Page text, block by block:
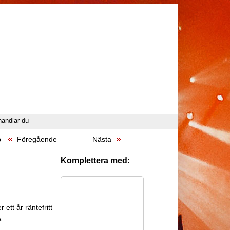
du
Föregående Nästa
ett år räntefritt
Komplettera med: